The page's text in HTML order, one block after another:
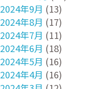
2024年9月 (13)
2024年8月 (17)
2024年7月 (11)
2024年6月 (18)
2024年5月 (16)
2024年4月 (16)